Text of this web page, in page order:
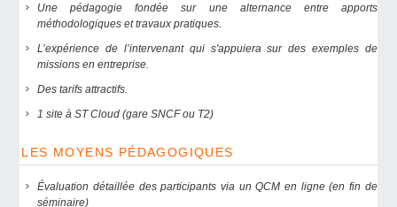
Une pédagogie fondée sur une alternance entre apports
méthodologiques et travaux pratiques.
L’expérience de l’intervenant qui s'appuiera sur des exemples de
missions en entreprise.
Des tarifs attractifs.
1 site à ST Cloud (gare SNCF ou T2)
LES MOYENS PÉDAGOGIQUES
Évaluation détaillée des participants via un QCM en ligne (en fin de
séminaire)